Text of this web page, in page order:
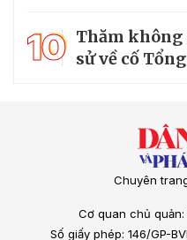
10 Thăm
sử về cố
Chuyên
Cơ quan chủ
Số giấy phép: 146/GP-